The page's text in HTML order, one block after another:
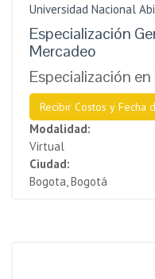
Universidad Nacional
Especialización
Mercadeo
Especialización
Recibir Costos y Fecha
Modalidad:
Virtual
Ciudad:
Bogota, Bogotá